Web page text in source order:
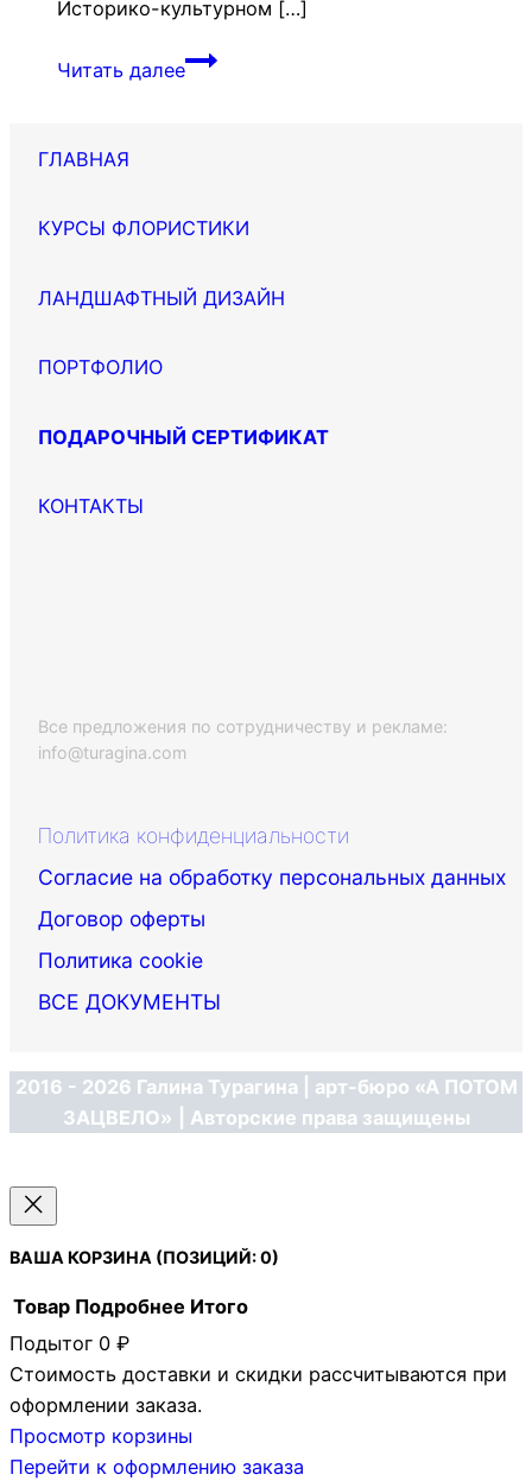
Историко-культурном […]
Читать далееУсадьба
ГЛАВНАЯ
КУРСЫ ФЛОРИСТИКИ
ЛАНДШАФТНЫЙ ДИЗАЙН
ПОРТФОЛИО
ПОДАРОЧНЫЙ СЕРТИФИКАТ
КОНТАКТЫ
Все предложения по сотрудничеству и рекламе:
info@turagina.com
Политика конфиденциальности
Согласие на обработку персональных данных
Договор оферты
Политика cookie
ВСЕ ДОКУМЕНТЫ
2016 - 2026 Галина Турагина | арт-бюро «А ПОТОМ
ЗАЦВЕЛО»
| Авторские права защищены
ВАША КОРЗИНА (ПОЗИЦИЙ: 0)
ТОВАРЫ
В
КОРЗИНЕ
Товар Подробнее Итого
Подытог 0 ₽
Стоимость доставки и скидки рассчитываются при
оформлении заказа.
Просмотр корзины
Перейти к оформлению заказа